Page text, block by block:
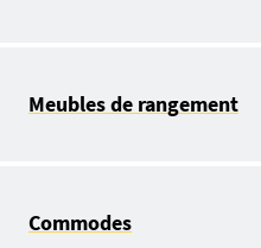
Meubles de rangement
Commodes